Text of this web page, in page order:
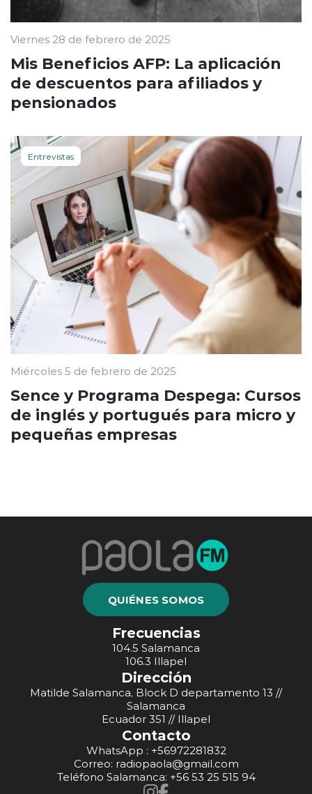
Viernes 28 de febrero de 2025
Mis Beneficios AFP: La aplicación
de descuentos para afiliados y
pensionados
Entrevistas
Miércoles 5 de febrero de 2025
Sence y Programa Despega: Cursos
de inglés y portugués para micro y
pequeñas empresas
QUIÉNES SOMOS
Frecuencias
104.5 Salamanca
106.3 Illapel
Dirección
Matilde Salamanca, Block D departamento 13 //
Salamanca
Ecuador 351 // Illapel
Contacto
WhatsApp : +56972281832
Correo: radiopaola@gmail.com
Teléfono Salamanca: +56 53 25 515 94